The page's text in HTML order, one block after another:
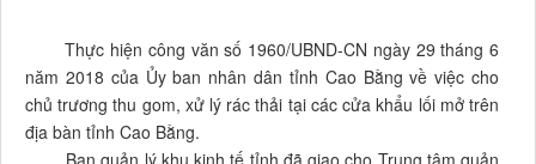
Thực hiện công văn số 1960/UBND-CN ngày 29 tháng 6
năm 2018 của Ủy ban nhân dân tỉnh Cao Bằng về việc cho
chủ trương thu gom, xử lý rác thải tại các cửa khẩu lối mở trên
địa bàn tỉnh Cao Bằng.